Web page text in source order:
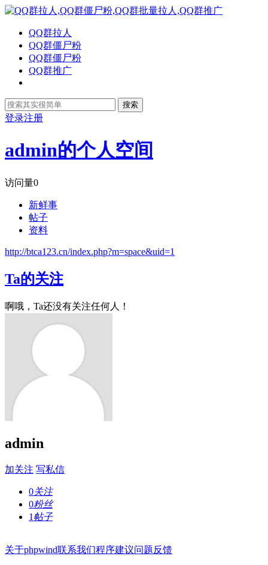
QQ群拉人
QQ群僵尸粉
QQ群僵尸粉
QQ群推广
搜索
登录注册
admin的个人空间
访问量0
新鲜事
帖子
资料
http://btca123.cn/index.php?m=space&uid=1
Ta的关注
啊哦，Ta还没有关注任何人！
admin
加关注 写私信
0关注
0粉丝
1 帖子
关于phpwind联系我们程序建议问题反馈